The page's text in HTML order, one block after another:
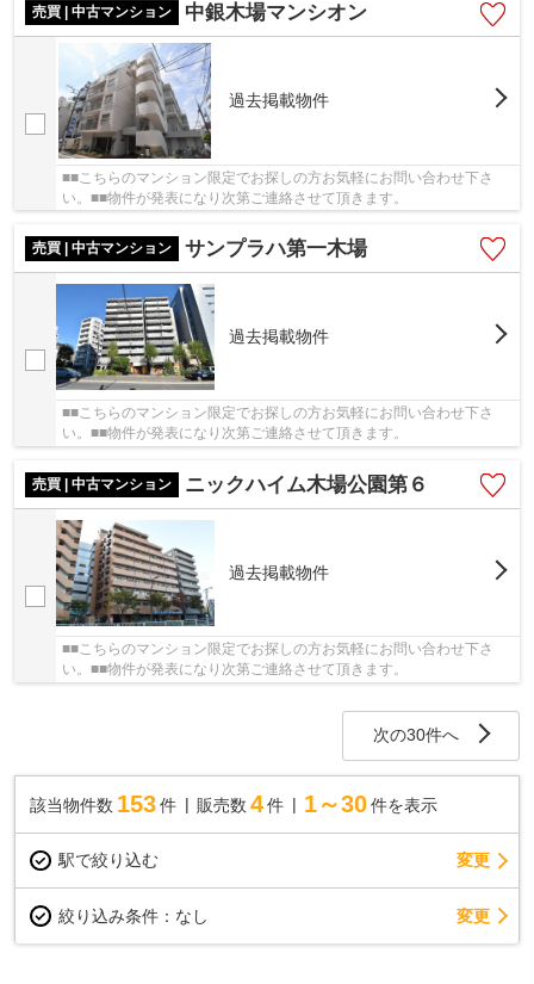
売買 | 中古マンション 中銀木場マンシオン
過去掲載物件
■■こちらのマンション限定でお探しの方お気軽にお問い合わせ下さ
い。■■物件が発表になり次第ご連絡させて頂きます。
売買 | 中古マンション サンプラハ第一木場
過去掲載物件
■■こちらのマンション限定でお探しの方お気軽にお問い合わせ下さ
い。■■物件が発表になり次第ご連絡させて頂きます。
売買 | 中古マンション ニックハイム木場公園第６
過去掲載物件
■■こちらのマンション限定でお探しの方お気軽にお問い合わせ下さ
い。■■物件が発表になり次第ご連絡させて頂きます。
次の30件へ
該当物件数 153件 販売数 4 件 1～30 件を表示
駅で絞り込む 変更
絞り込み条件： なし 変更